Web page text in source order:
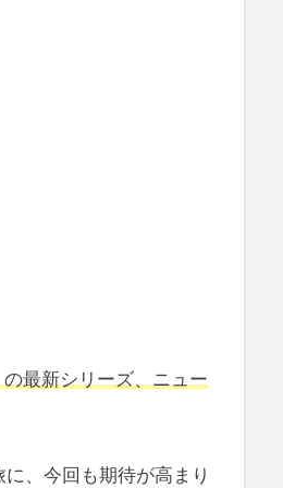
最新シリーズ、ニュー
、今回も期待が高まり